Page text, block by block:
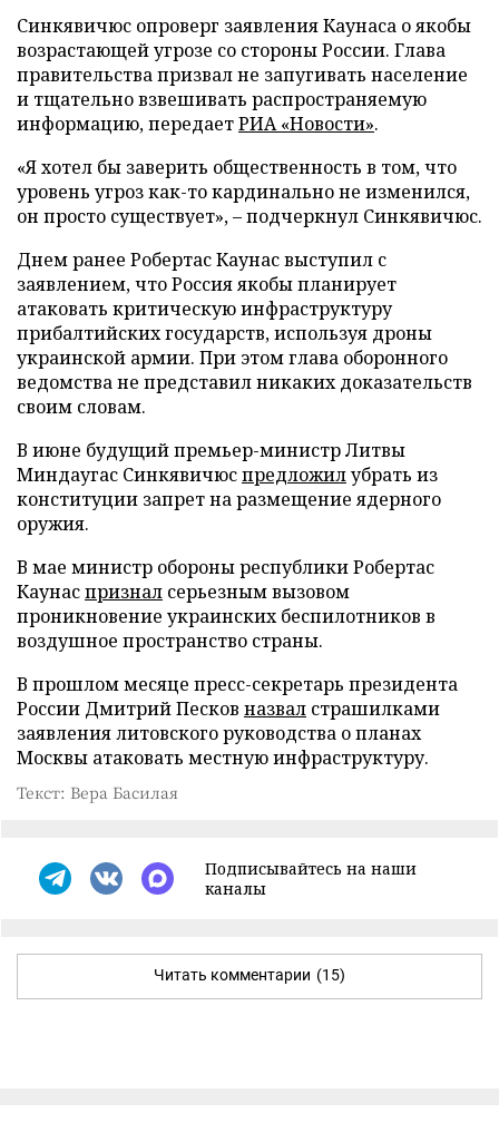
Синкявичюс опроверг заявления Каунаса о якобы
возрастающей угрозе со стороны России. Глава
правительства призвал не запугивать население
и тщательно взвешивать распространяемую
информацию, передаетРИА «Новости».
«Я хотел бы заверить общественность в том, что
уровень угроз как-то кардинально не изменился,
он просто существует», – подчеркнул Синкявичюс.
Днем ранее Робертас Каунас выступил с
заявлением, что Россия якобы планирует
атаковать критическую инфраструктуру
прибалтийских государств, используя дроны
украинской армии. При этом глава оборонного
ведомства не представил никаких доказательств
своим словам.
В июне будущий премьер-министр Литвы
Миндаугас Синкявичюспредложилубрать из
конституции запрет на размещение ядерного
оружия.
В мае министр обороны республики Робертас
Каунаспризнал серьезным вызовом
проникновение украинских беспилотников в
воздушное пространство страны.
В прошлом месяце пресс-секретарь президента
России Дмитрий Песков назвал страшилками
заявления литовского руководства о планах
Москвы атаковать местную инфраструктуру.
Текст: Вера Басилая
Подписывайтесь на наши
каналы
Читать комментарии (15)